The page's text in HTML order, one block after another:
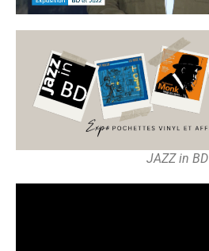
JAZZ in BD